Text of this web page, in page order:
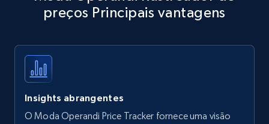
Title, Seller name, Brand, Description, Initial
35.2K+
preços Principais vantagens
Insights abrangentes
O Moda Operandi Price Tracker fornece uma visão